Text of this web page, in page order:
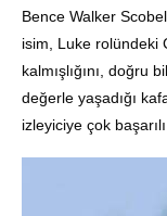
Bence Walker
isim, Luke rolündeki
kalmışlığını, doğru
değerle yaşadığı
izleyiciye çok